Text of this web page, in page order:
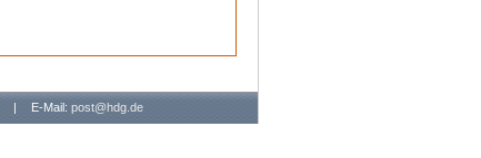
| E-Mail: post@hdg.de